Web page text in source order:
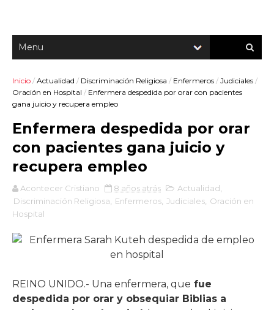
Inicio / Actualidad / Discriminación Religiosa / Enfermeros / Judiciales /
Oración en Hospital / Enfermera despedida por orar con pacientes
gana juicio y recupera empleo
Enfermera despedida por orar
con pacientes gana juicio y
recupera empleo
Acontecer Cristiano 8 años atrás Actualidad
Discriminación Religiosa
Enfermeros Judiciales Oración en
Hospital
REINO UNIDO.- Una enfermera, que fue
despedida por orar y obsequiar Biblias a